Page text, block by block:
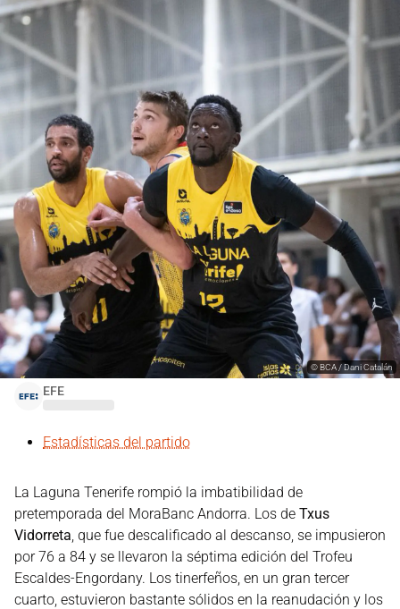
EFE
© BCA / Dani Catalán
Estadísticas del partido
La Laguna Tenerife rompió la imbatibilidad de
pretemporada del MoraBanc Andorra. Los de Txus
Vidorreta, que fue descalificado al descanso, se impusieron
por 76 a 84 y se llevaron la séptima edición del Trofeu
Escaldes-Engordany. Los tinerfeños, en un gran tercer
cuarto, estuvieron bastante sólidos en la reanudación y los